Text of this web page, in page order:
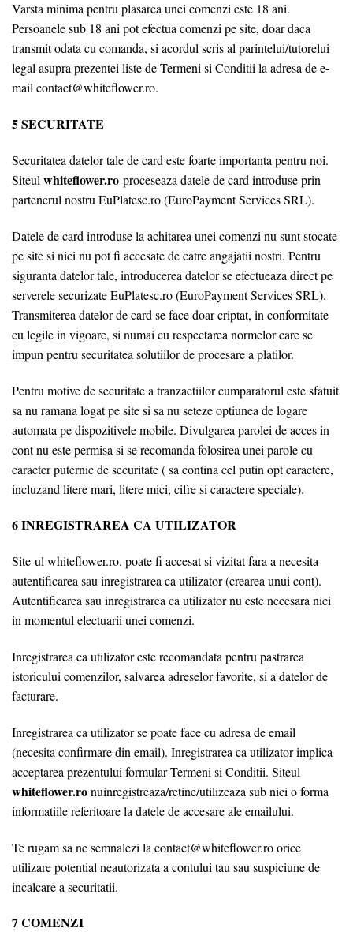
Varsta minima pentru plasarea unei comenzi este 18 ani.
Persoanele sub 18 ani pot efectua comenzi pe site, doar daca
transmit odata cu comanda, si acordul scris al parintelui/tutorelui
legal asupra prezentei liste de Termeni si Conditii la adresa de e-
mail contact@whiteflower.ro.
5 SECURITATE
Securitatea datelor tale de card este foarte importanta pentru noi.
Siteul whiteflower.ro proceseaza datele de card introduse prin
partenerul nostru EuPlatesc.ro (EuroPayment Services SRL).
Datele de card introduse la achitarea unei comenzi nu sunt stocate
pe site si nici nu pot fi accesate de catre angajatii nostri. Pentru
siguranta datelor tale, introducerea datelor se efectueaza direct pe
serverele securizate EuPlatesc.ro (EuroPayment Services SRL).
Transmiterea datelor de card se face doar criptat, in conformitate
cu legile in vigoare, si numai cu respectarea normelor care se
impun pentru securitatea solutiilor de procesare a platilor.
Pentru motive de securitate a tranzactiilor cumparatorul este sfatuit
sa nu ramana logat pe site si sa nu seteze optiunea de logare
automata pe dispozitivele mobile. Divulgarea parolei de acces in
cont nu este permisa si se recomanda folosirea unei parole cu
caracter puternic de securitate ( sa contina cel putin opt caractere,
incluzand litere mari, litere mici, cifre si caractere speciale).
6 INREGISTRAREA CA UTILIZATOR
Site-ul whiteflower.ro. poate fi accesat si vizitat fara a necesita
autentificarea sau inregistrarea ca utilizator (crearea unui cont).
Autentificarea sau inregistrarea ca utilizator nu este necesara nici
in momentul efectuarii unei comenzi.
Inregistrarea ca utilizator este recomandata pentru pastrarea
istoricului comenzilor, salvarea adreselor favorite, si a datelor de
facturare.
Inregistrarea ca utilizator se poate face cu adresa de email
(necesita confirmare din email). Inregistrarea ca utilizator implica
acceptarea prezentului formular Termeni si Conditii. Siteul
whiteflower.ronuinregistreaza/retine/utilizeaza sub nici o forma
informatiile referitoare la datele de accesare ale emailului.
Te rugam sa ne semnalezi la contact@whiteflower.ro orice
utilizare potential neautorizata a contului tau sau suspiciune de
incalcare a securitatii.
7 COMENZI